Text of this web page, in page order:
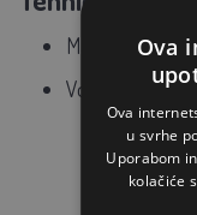
Materijal:
Volumen: 8 l
Ova
Ova
u svrhe
Uporabom
kolačiće